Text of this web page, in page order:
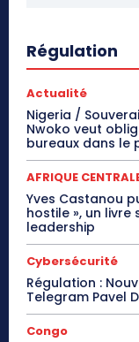
Régulation
Actualité
Nigeria /
Nwoko veut
bureaux dans le
AFRIQUE
Yves Castanou
hostile », un
leadership
Cybersécurité
Régulation :
Telegram Pavel
Congo